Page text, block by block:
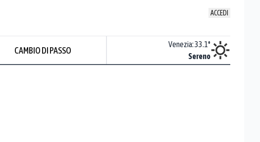
ACCEDI
CAMBIO DI PASSO
Prevalentemente soleggiato
Venezia:33.1°
Sereno